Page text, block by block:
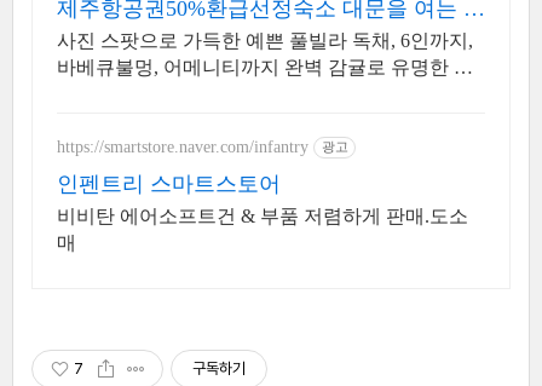
제주항공권50%환급선정숙소 대문을 여는 순
간 예쁨 가득
사진 스팟으로 가득한 예쁜 풀빌라 독채, 6인까지,
바베큐불멍, 어메니티까지 완벽 감귤로 유명한 제
https://smartstore.naver.com/infantry 광고
인펜트리 스마트스토어
비비탄 에어소프트건 & 부품 저렴하게 판매.도소
매
7 구독하기